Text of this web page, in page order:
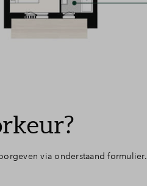
via onderstaand formulier.